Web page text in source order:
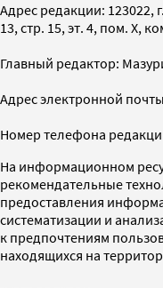
Адрес редакции: 123022,
13, стр. 15, эт. 4, пом. X,
Главный редактор:
Адрес электронной
Номер телефона
На информационном
рекомендательные
предоставления
систематизации и
к предпочтениям
находящихся на